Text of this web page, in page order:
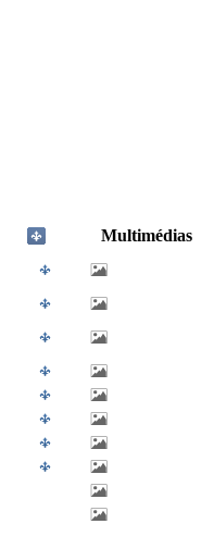
Multimédias